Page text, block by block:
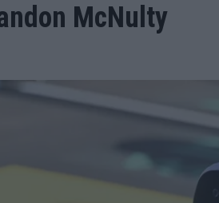
McNulty